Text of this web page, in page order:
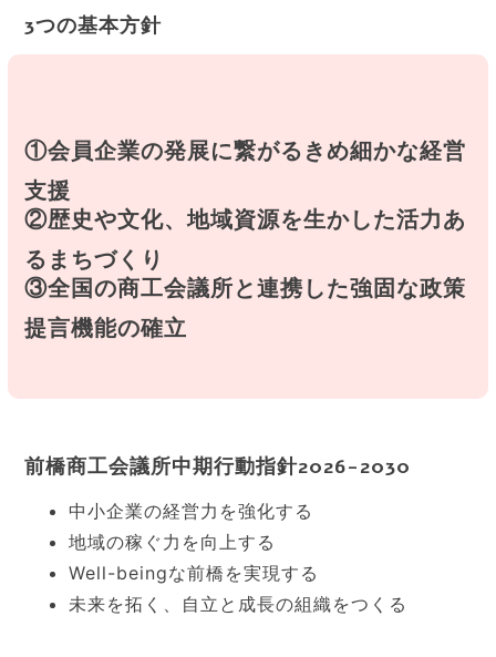
3つの基本方針
①会員企業の発展に繋がるきめ細かな経営
支援
②歴史や文化、地域資源を生かした活力あ
るまちづくり
③全国の商工会議所と連携した強固な政策
提言機能の確立
前橋商工会議所中期行動指針2026-2030
中小企業の経営力を強化する
地域の稼ぐ力を向上する
Well-beingな前橋を実現する
未来を拓く、自立と成長の組織をつくる